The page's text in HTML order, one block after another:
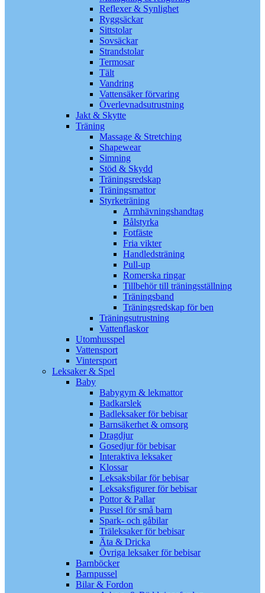
Reflexer & Synlighet
Ryggsäckar
Sittstolar
Sovsäckar
Strandstolar
Termosar
Tält
Vandring
Vattensäker förvaring
Överlevnadsutrustning
Jakt & Skytte
Träning
Massage & Stretching
Shapewear
Simning
Stöd & Skydd
Träningsredskap
Träningsmattor
Styrketräning
Armhävningshandtag
Bålstyrka
Fotfäste
Fria vikter
Handledsträning
Pull-up
Romerska ringar
Tillbehör till träningsställning
Träningsband
Träningsredskap för ben
Träningsutrustning
Vattenflaskor
Utomhusspel
Vattensport
Vintersport
Leksaker & Spel
Baby
Babygym & lekmattor
Badkarslek
Badleksaker för bebisar
Barnsäkerhet & omsorg
Dragdjur
Gosedjur för bebisar
Interaktiva leksaker
Klossar
Leksaksbilar för bebisar
Leksaksfigurer för bebisar
Pottor & Pallar
Pussel för små barn
Spark- och gåbilar
Träleksaker för bebisar
Äta & Dricka
Övriga leksaker för bebisar
Barnböcker
Barnpussel
Bilar & Fordon